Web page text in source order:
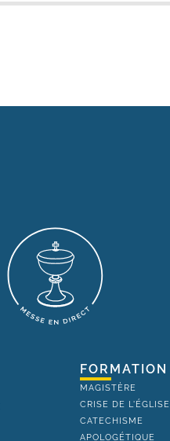
FORMATION
MAGISTÈRE
CRISE DE L'ÉGLISE
CATECHISME
APOLOGÉTIQUE